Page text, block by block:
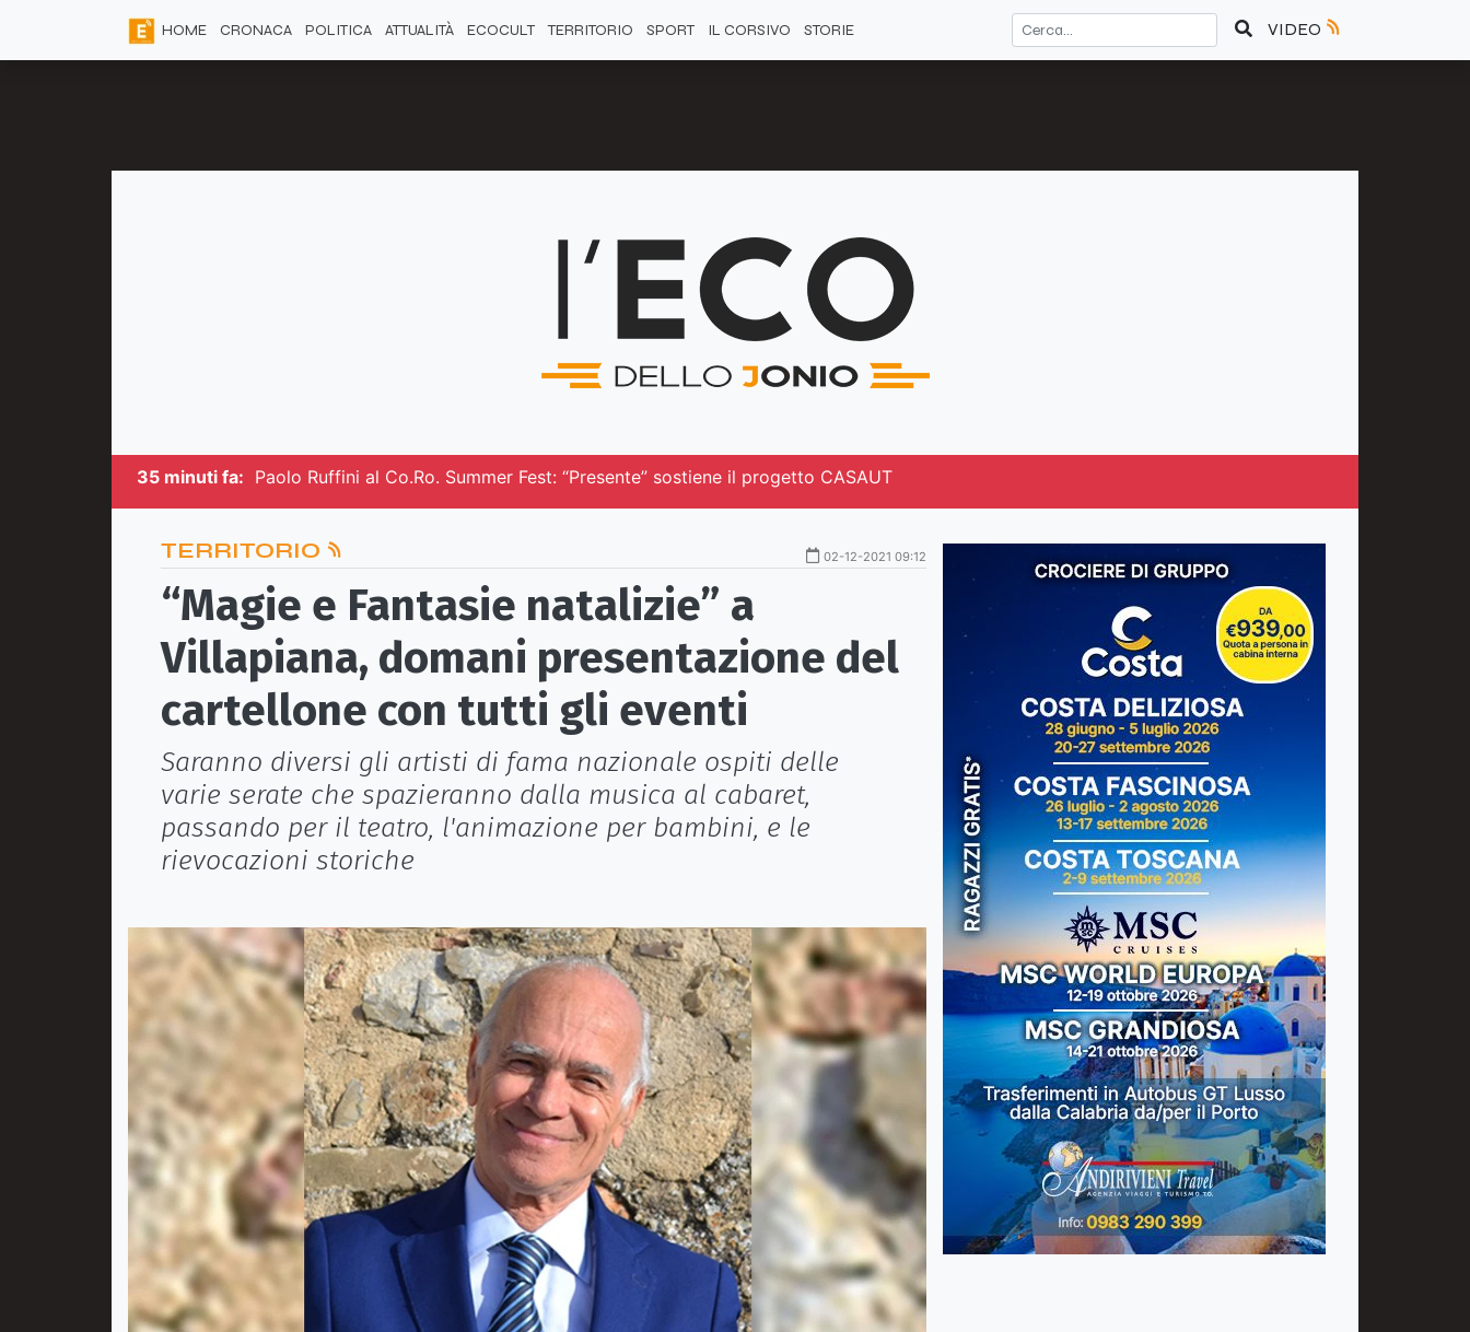
HOME CRONACA POLITICA ATTUALITÀ ECOCULT TERRITORIO SPORT IL CORSIVO STORIE VIDEO
35 minuti fa: Paolo Ruffini al Co.Ro. Summer Fest: “Presente” sostiene il progetto CASAUT
TERRITORIO 02-12-2021 09:12
“Magie e Fantasie natalizie” a
Villapiana, domani presentazione del
cartellone con tutti gli eventi
Saranno diversi gli artisti di fama nazionale ospiti delle
varie serate che spazieranno dalla musica al cabaret,
passando per il teatro, l'animazione per bambini, e le
rievocazioni storiche